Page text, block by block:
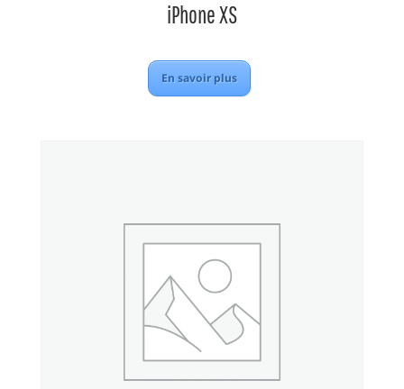
iPhone XS
En savoir plus